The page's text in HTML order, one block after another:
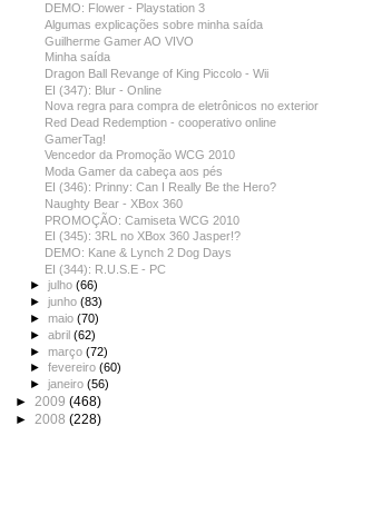
DEMO: Flower - Playstation 3
Algumas explicações sobre minha saída
Guilherme Gamer AO VIVO
Minha saída
Dragon Ball Revange of King Piccolo - Wii
EI (347): Blur - Online
Nova regra para compra de eletrônicos no exterior
Red Dead Redemption - cooperativo online
GamerTag!
Vencedor da Promoção WCG 2010
Moda Gamer da cabeça aos pés
EI (346): Prinny: Can I Really Be the Hero?
Naughty Bear - XBox 360
PROMOÇÃO: Camiseta WCG 2010
EI (345): 3RL no XBox 360 Jasper!?
DEMO: Kane & Lynch 2 Dog Days
EI (344): R.U.S.E - PC
►julho(66)
►junho(83)
►maio(70)
►abril(62)
►março(72)
►fevereiro(60)
►janeiro(56)
► 2009 (468)
► 2008 (228)